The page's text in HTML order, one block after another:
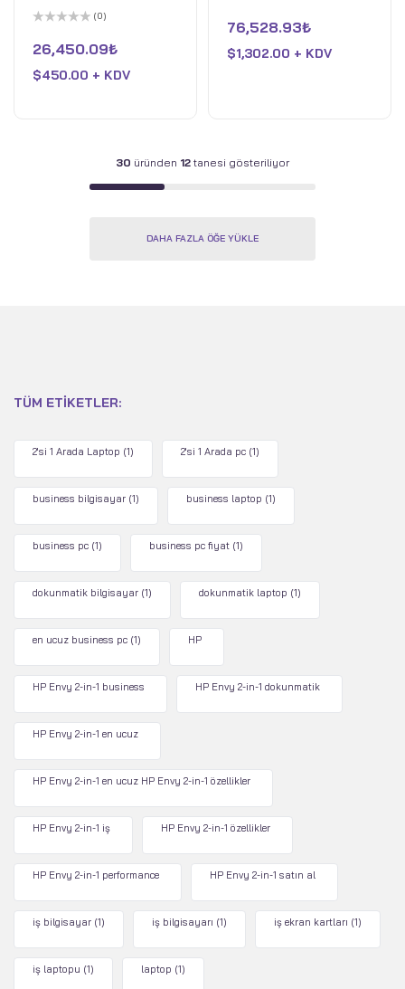
Gerçeklik Gözlüğü Seti
üzerinden
0
aldı
(0)
26,450.09₺
$450.00 + KDV
125U – Intel Arc
Graphics – 16GB DDR5
üzerinden
0
aldı
76,528.93₺
$1,302.00 + KDV
30 üründen 12 tanesi gösteriliyor
DAHA FAZLA ÖĞE YÜKLE
TÜM ETIKETLER:
2'si 1 Arada Laptop (1) 2'si 1 Arada pc (1)
business bilgisayar (1) business laptop (1)
business pc (1) business pc fiyat (1)
dokunmatik bilgisayar (1) dokunmatik laptop (1)
en ucuz business pc (1) HP
HP Envy 2-in-1 business HP Envy 2-in-1 dokunmatik
HP Envy 2-in-1 en ucuz
HP Envy 2-in-1 en ucuz HP Envy 2-in-1 özellikler
HP Envy 2-in-1 iş HP Envy 2-in-1 özellikler
HP Envy 2-in-1 performance HP Envy 2-in-1 satın al
iş bilgisayar (1) iş bilgisayarı (1) iş ekran kartları (1)
iş laptopu (1) laptop (1)